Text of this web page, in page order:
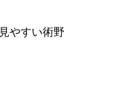
見やすい術野